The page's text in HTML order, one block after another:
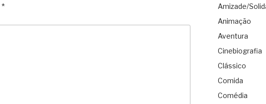
*
Amizade/
Animação
Aventura
Cinebiografia
Clássico
Comida
Comédia